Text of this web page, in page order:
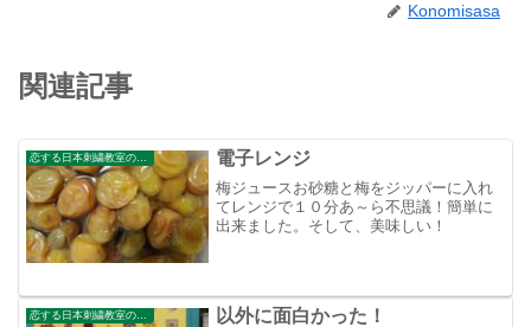
Konomisasa
関連記事
恋する日本刺繍教室のブログ 電子レンジ
梅ジュースお砂糖と梅をジッパーに入れ
てレンジで１０分あ～ら不思議！簡単に
出来ました。そして、美味しい！
以外に面白かった！